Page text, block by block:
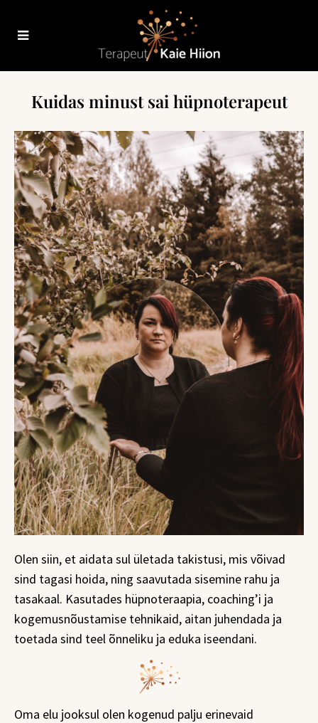
Kuidas minust sai hüpnoterapeut
Olen siin, et aidata sul ületada takistusi, mis võivad
sind tagasi hoida, ning saavutada sisemine rahu ja
tasakaal. Kasutades hüpnoteraapia, coaching’i ja
kogemusnõustamise tehnikaid, aitan juhendada ja
toetada sind teel õnneliku ja eduka iseendani.
Oma elu jooksul olen kogenud palju erinevaid